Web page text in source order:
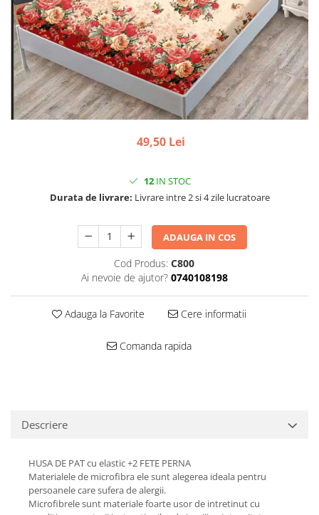
49,50 Lei
12IN STOC
Durata de livrare: Livrare intre 2 si 4 zile lucratoare
ADAUGA IN COS
Cod Produs: C800
Ai nevoie de ajutor? 0740108198
Adauga la Favorite Cere informatii
Comanda rapida
Descriere
HUSA DE PAT cu elastic +2 FETE PERNA
Materialele de microfibra ele sunt alegerea ideala pentru
persoanele care sufera de alergii.
Microfibrele sunt materiale foarte usor de intretinut cu